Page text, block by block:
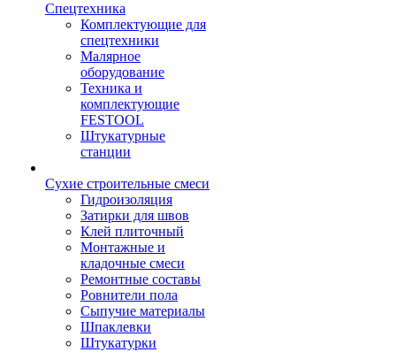
Спецтехника
Комплектующие для
спецтехники
Малярное
оборудование
Техника и
комплектующие
FESTOOL
Штукатурные
станции
Сухие строительные смеси
Гидроизоляция
Затирки для швов
Клей плиточный
Монтажные и
кладочные смеси
Ремонтные составы
Ровнители пола
Сыпучие материалы
Шпаклевки
Штукатурки